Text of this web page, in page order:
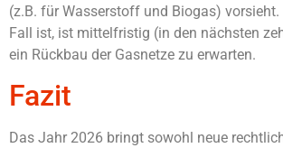
(z.B. für Wasserstoff und Biogas)
Fall ist, ist mittelfristig (in den nächsten
ein Rückbau der Gasnetze zu erwarten.
Fazit
Das Jahr 2026 bringt sowohl neue